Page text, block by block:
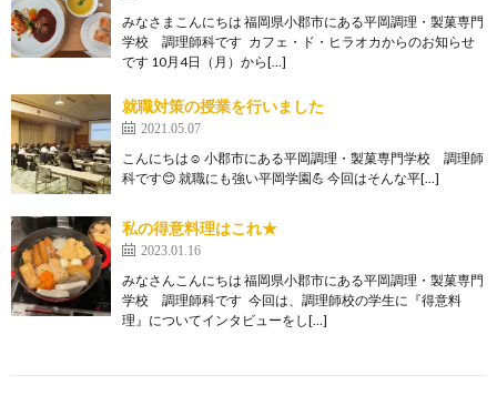
みなさまこんにちは 福岡県小郡市にある平岡調理・製菓専門
学校 調理師科です カフェ・ド・ヒラオカからのお知らせ
です 10月4日（月）から[…]
就職対策の授業を行いました
2021.05.07
こんにちは☺ 小郡市にある平岡調理・製菓専門学校 調理師
科です😊 就職にも強い平岡学園💪 今回はそんな平[…]
私の得意料理はこれ★
2023.01.16
みなさんこんにちは 福岡県小郡市にある平岡調理・製菓専門
学校 調理師科です 今回は、調理師校の学生に『得意料
理』についてインタビューをし[…]